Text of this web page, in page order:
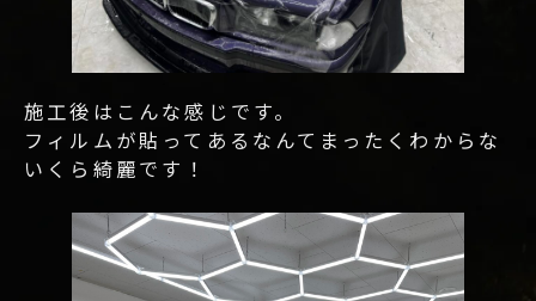
施工後はこんな感じです。
フィルムが貼ってあるなんてまったくわからな
いくら綺麗です！